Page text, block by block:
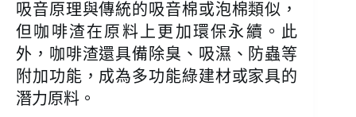
吸音原理與傳統的吸音棉或泡棉類似，
但咖啡渣在原料上更加環保永續。此
外，咖啡渣還具備除臭、吸濕、防蟲等
附加功能，成為多功能綠建材或家具的
潛力原料。